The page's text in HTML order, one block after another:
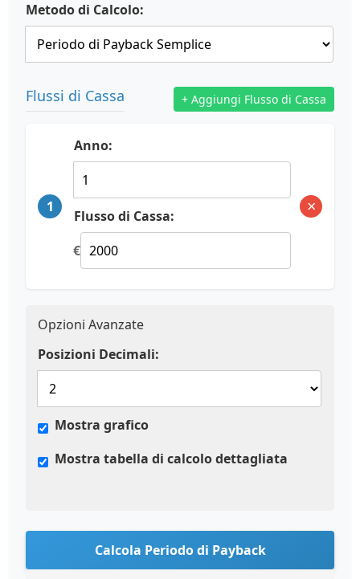
Metodo di Calcolo:
Flussi di Cassa + Aggiungi Flusso di Cassa
1
Anno:
Flusso di Cassa:
€
×
Opzioni Avanzate
Posizioni Decimali:
Mostra grafico
Mostra tabella di calcolo dettagliata
Calcola Periodo di Payback